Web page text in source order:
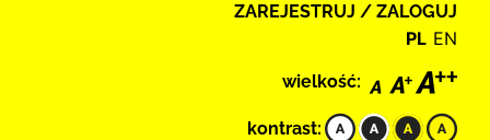
ZAREJESTRUJ / ZALOGUJ
PL EN
wielkość:
kontrast: